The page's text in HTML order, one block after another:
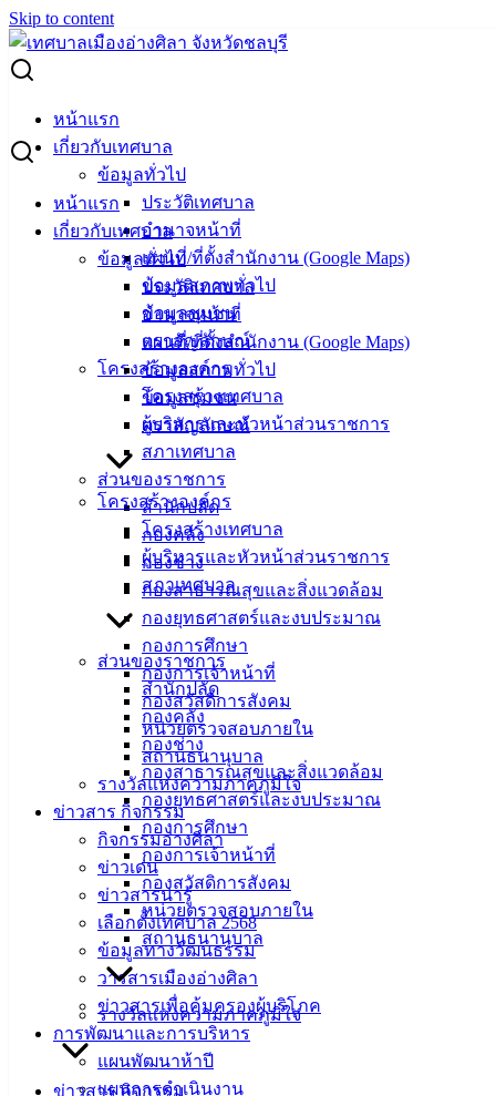
Skip to content
หน้าแรก
เกี่ยวกับเทศบาล
ข้อมูลทั่วไป
ประวัติเทศบาล
อำนาจหน้าที่
แผนที่/ที่ตั้งสำนักงาน (Google Maps)
ข้อมูลสภาพทั่วไป
ข้อมูลชุมชน
ตราสัญลักษณ์
โครงสร้างองค์กร
โครงสร้างเทศบาล
ผู้บริหารและหัวหน้าส่วนราชการ
สภาเทศบาล
ส่วนของราชการ
สำนักปลัด
กองคลัง
กองช่าง
กองสาธารณสุขและสิ่งแวดล้อม
กองยุทธศาสตร์และงบประมาณ
กองการศึกษา
กองการเจ้าหน้าที่
กองสวัสดิการสังคม
หน่วยตรวจสอบภายใน
สถานธนานุบาล
รางวัลแห่งความภาคภูมิใจ
ข่าวสาร กิจกรรม
กิจกรรมอ่างศิลา
ข่าวเด่น
ข่าวสารน่ารู้
เลือกตั้งเทศบาล 2568
ข้อมูลทางวัฒนธรรม
วารสารเมืองอ่างศิลา
ข่าวสารเพื่อคุ้มครองผู้บริโภค
การพัฒนาและการบริหาร
แผนพัฒนาห้าปี
แผนการดำเนินงาน
หน้าแรก
เกี่ยวกับเทศบาล
ข้อมูลทั่วไป
ประวัติเทศบาล
อำนาจหน้าที่
แผนที่/ที่ตั้งสำนักงาน (Google Maps)
ข้อมูลสภาพทั่วไป
ข้อมูลชุมชน
ตราสัญลักษณ์
โครงสร้างองค์กร
โครงสร้างเทศบาล
ผู้บริหารและหัวหน้าส่วนราชการ
สภาเทศบาล
ส่วนของราชการ
สำนักปลัด
กองคลัง
กองช่าง
กองสาธารณสุขและสิ่งแวดล้อม
กองยุทธศาสตร์และงบประมาณ
กองการศึกษา
กองการเจ้าหน้าที่
กองสวัสดิการสังคม
หน่วยตรวจสอบภายใน
สถานธนานุบาล
รางวัลแห่งความภาคภูมิใจ
ข่าวสาร กิจกรรม
Search for:
นัดตรวจรับงานจ้างก่อสร้างถนนคอนกรีตเสริมเหล็ก ฯ ซ.22
มิตรสัมพันธ์ ต.บ้านปึก
นัดตรวจรับงานจ้างก่อสร้างถนน
คอนกรีตเสริมเหล็ก ฯ ซ.22 มิตรสัมพันธ์
ตุลาคม 11, 2023ตุลาคม 11, 2023
vichakarn
ข่าวสารน่ารู้
นัดตรวจรับงานก่อสร้างถนน ซ.22 ต.บ้านปึก